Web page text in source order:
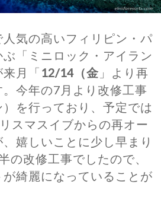
人気の高いフィリピン・パ
「 ミニロック・アイラン
来月「 12/14（金 」より再
今年の7月より改修工事
）を行っており、予定では
スマスイブからの再オー
嬉しいことに少し早まり
の改修工事でしたので、
綺麗になっていることが